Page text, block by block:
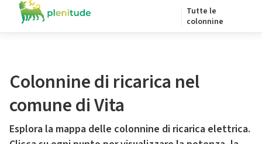
Tutte le
colonnine
Colonnine di ricarica nel
comune di Vita
Esplora la mappa delle colonnine di ricarica elettrica.